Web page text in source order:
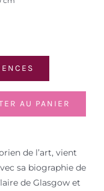
AU PANIER
de l’art, vient
sa biographie de
de Glasgow et